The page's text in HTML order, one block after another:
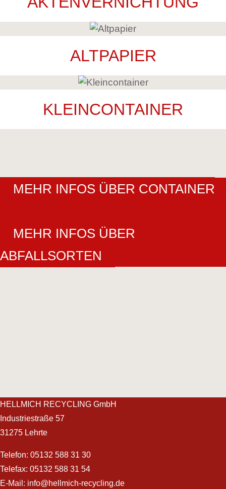
ALTPAPIER
KLEINCONTAINER
MEHR INFOS ÜBER CONTAINER
MEHR INFOS ÜBER
ABFALLSORTEN
HELLMICH RECYCLING GmbH
Industriestraße 57
31275 Lehrte
Telefon: 05132 588 31 30
Telefax: 05132 588 31 54
E-Mail: info@hellmich-recycling.de